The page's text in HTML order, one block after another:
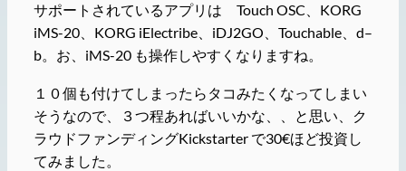
サポートされているアプリは Touch OSC、KORG
iMS-20、KORG iElectribe、iDJ2GO、Touchable、d–
b。お、iMS-20 も操作しやすくなりますね。
１０個も付けてしまったらタコみたくなってしまい
そうなので、３つ程あればいいかな、、と思い、ク
ラウドファンディングKickstarter で30€ほど投資し
てみました。